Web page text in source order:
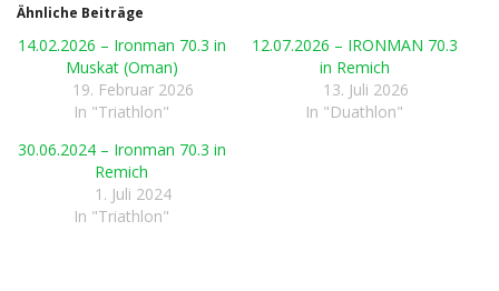
Ähnliche Beiträge
14.02.2026 – Ironman 70.3 in
Muskat (Oman)
19. Februar 2026
In "Triathlon"
12.07.2026 – IRONMAN 70.3
in Remich
13. Juli 2026
In "Duathlon"
30.06.2024 – Ironman 70.3 in
Remich
1. Juli 2024
In "Triathlon"